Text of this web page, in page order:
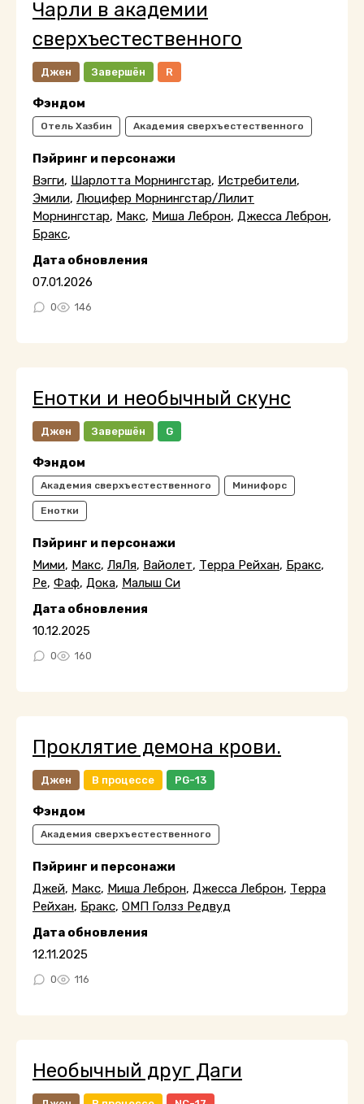
Чарли в академии
сверхъестественного
Джен Завершён R
Фэндом
Отель Хазбин Академия сверхъестественного
Пэйринг и персонажи
Вэгги, Шарлотта Морнингстар, Истребители,
Эмили, Люцифер Морнингстар/Лилит
Морнингстар, Макс, Миша Леброн, Джесса Леброн,
Бракс,
Дата обновления
07.01.2026
0 146
Енотки и необычный скунс
Джен Завершён G
Фэндом
Академия сверхъестественного Минифорс
Енотки
Пэйринг и персонажи
Мими, Макс, ЛяЛя, Вайолет, Терра Рейхан, Бракс,
Ре, Фаф, Дока, Малыш Си
Дата обновления
10.12.2025
0 160
Проклятие демона крови.
Джен В процессе PG-13
Фэндом
Академия сверхъестественного
Пэйринг и персонажи
Джей, Макс, Миша Леброн, Джесса Леброн, Терра
Рейхан, Бракс, ОМП Голзз Редвуд
Дата обновления
12.11.2025
0 116
Необычный друг Даги